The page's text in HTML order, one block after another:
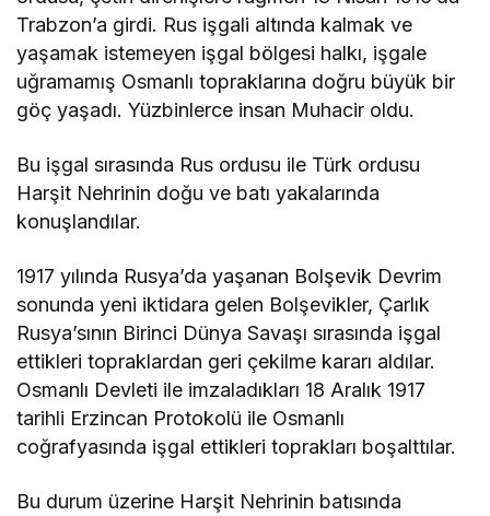
Trabzon’a girdi. Rus işgali altında kalmak ve
yaşamak istemeyen işgal bölgesi halkı, işgale
uğramamış Osmanlı topraklarına doğru büyük bir
göç yaşadı. Yüzbinlerce insan Muhacir oldu.
Bu işgal sırasında Rus ordusu ile Türk ordusu
Harşit Nehrinin doğu ve batı yakalarında
konuşlandılar.
1917 yılında Rusya’da yaşanan Bolşevik Devrim
sonunda yeni iktidara gelen Bolşevikler, Çarlık
Rusya’sının Birinci Dünya Savaşı sırasında işgal
ettikleri topraklardan geri çekilme kararı aldılar.
Osmanlı Devleti ile imzaladıkları 18 Aralık 1917
tarihli Erzincan Protokolü ile Osmanlı
coğrafyasında işgal ettikleri toprakları boşalttılar.
Bu durum üzerine Harşit Nehrinin batısında